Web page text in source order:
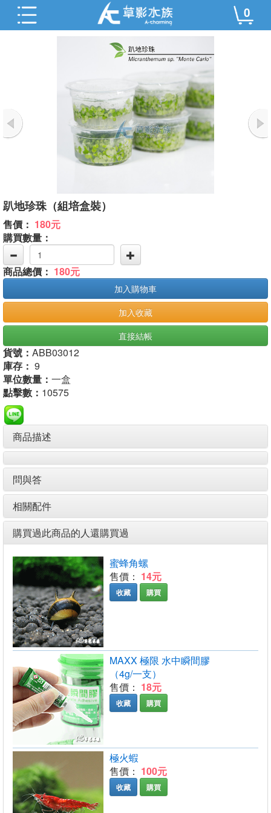
0
趴地珍珠（組培盒裝）
售價： 180元
購買數量：
商品總價： 180元
加入購物車
加入收藏
直接結帳
貨號： ABB03012
庫存： 9
單位數量： 一盒
點擊數： 10575
商品描述
問與答
相關配件
購買過此商品的人還購買過
蜜蜂角螺
售價： 14元
收藏 購買
MAXX 極限 水中瞬間膠
（4g/一支）
售價： 18元
收藏 購買
極火蝦
售價： 100元
收藏 購買